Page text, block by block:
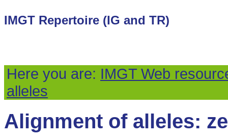
IMGT Repertoire (IG and TR)
Here you are: IMGT Web
alleles
Alignment of alleles: